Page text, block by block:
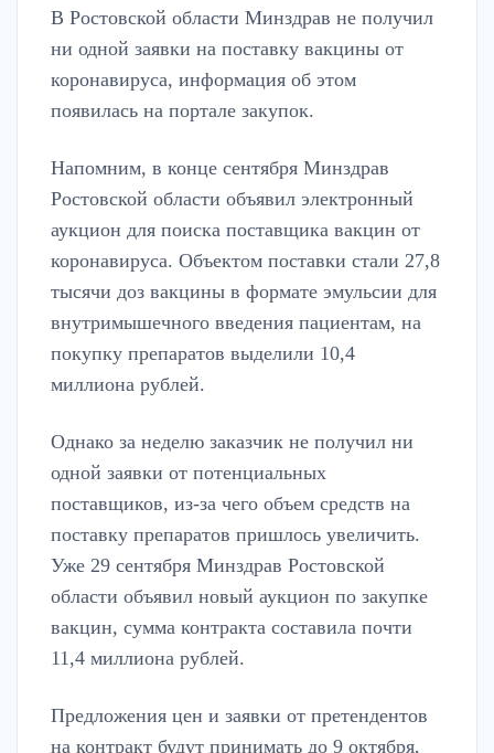
В Ростовской области Минздрав не получил
ни одной заявки на поставку вакцины от
коронавируса, информация об этом
появилась на портале закупок.
Напомним, в конце сентября Минздрав
Ростовской области объявил электронный
аукцион для поиска поставщика вакцин от
коронавируса. Объектом поставки стали 27,8
тысячи доз вакцины в формате эмульсии для
внутримышечного введения пациентам, на
покупку препаратов выделили 10,4
миллиона рублей.
Однако за неделю заказчик не получил ни
одной заявки от потенциальных
поставщиков, из-за чего объем средств на
поставку препаратов пришлось увеличить.
Уже 29 сентября Минздрав Ростовской
области объявил новый аукцион по закупке
вакцин, сумма контракта составила почти
11,4 миллиона рублей.
Предложения цен и заявки от претендентов
на контракт будут принимать до 9 октября,